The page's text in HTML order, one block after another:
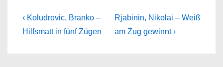
Beitragsnavigation
Previous
Post
‹ Koludrovic, Branko –
Hilfsmatt in fünf Zügen
Next
Post
Rjabinin, Nikolai – Weiß
am Zug gewinnt ›